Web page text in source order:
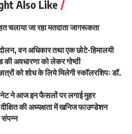
Also Like
चलाया जा रहा मतदाता जागरूकता
वन अधिकार तथा एक छोटे-हिमालयी
की अवधारणा को लेकर गोष्ठी
को शोध के लिये मिलेगी स्कॉलरशिपः डॉ.
ने आज इन फैसलों पर लगाई मुहर
की अध्यक्षता में खनिज फाउण्डेशन
संपन्न